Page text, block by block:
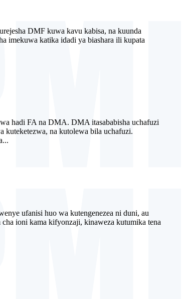
DMF kuwa kavu kabisa, na kuunda
imekuwa katika idadi ya biashara ili kupata
hadi FA na DMA. DMA itasababisha uchafuzi
kuteketezwa, na kutolewa bila uchafuzi.
ufanisi huo wa kutengenezea ni duni, au
ioni kama kifyonzaji, kinaweza kutumika tena